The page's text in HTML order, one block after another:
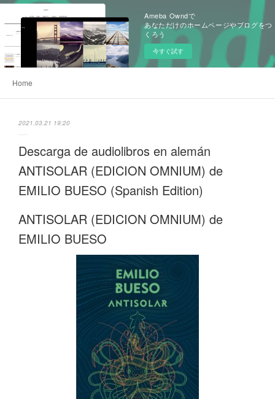
Ameba Owndで
あなただけのホームページやブログをつ
くろう
今すぐ試す
Home
2021.03.21 19:20
Descarga de audiolibros en alemán
ANTISOLAR (EDICION OMNIUM) de
EMILIO BUESO (Spanish Edition)
ANTISOLAR (EDICION OMNIUM) de
EMILIO BUESO